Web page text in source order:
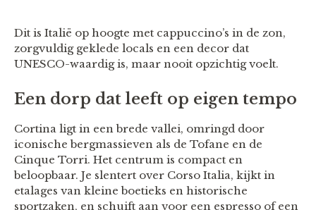
Dit is Italië op hoogte met cappuccino’s in de zon,
zorgvuldig geklede locals en een decor dat
UNESCO-waardig is, maar nooit opzichtig voelt.
Een dorp dat leeft op eigen tempo
Cortina ligt in een brede vallei, omringd door
iconische bergmassieven als de Tofane en de
Cinque Torri. Het centrum is compact en
beloopbaar. Je slentert over Corso Italia, kijkt in
etalages van kleine boetieks en historische
sportzaken, en schuift aan voor een espresso of een